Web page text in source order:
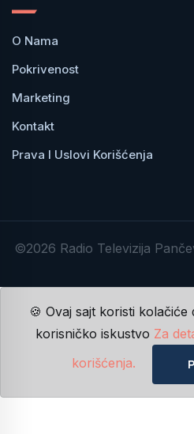
O Nama
Pokrivenost
Marketing
Kontakt
Prava I Uslovi Korišćenja
©2026 Radio Televizija
🍪 Ovaj sajt koristi
korisničko iskustvo Za
korišćenja.